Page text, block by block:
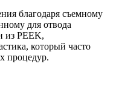
благодаря съемному
для отвода
из PEEK,
который часто
процедур.